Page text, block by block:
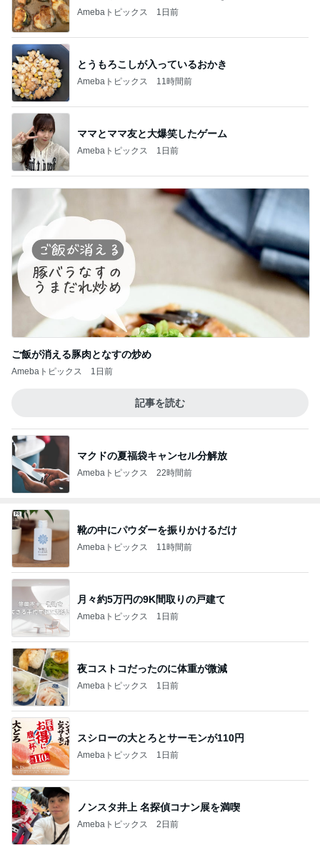
Amebaトピックス 1日前
とうもろこしが入っているおかき
Amebaトピックス 11時間前
ママとママ友と大爆笑したゲーム
Amebaトピックス 1日前
ご飯が消える豚肉となすの炒め
Amebaトピックス 1日前
記事を読む
マクドの夏福袋キャンセル分解放
Amebaトピックス 22時間前
靴の中にパウダーを振りかけるだけ
Amebaトピックス 11時間前
月々約5万円の9K間取りの戸建て
Amebaトピックス 1日前
夜コストコだったのに体重が微減
Amebaトピックス 1日前
スシローの大とろとサーモンが110円
Amebaトピックス 1日前
ノンスタ井上 名探偵コナン展を満喫
Amebaトピックス 2日前